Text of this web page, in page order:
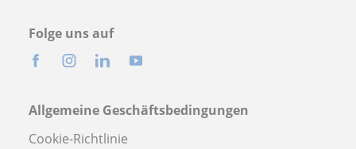
Folge uns auf
Allgemeine Geschäftsbedingungen
Cookie-Richtlinie